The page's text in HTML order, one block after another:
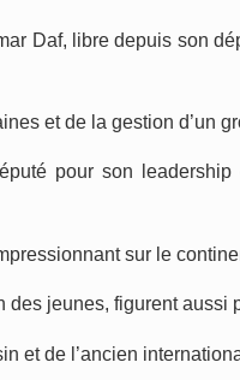
Daf, libre depuis son
et de la gestion d’un
pour son
sur le
jeunes, figurent aussi
et de l’ancien